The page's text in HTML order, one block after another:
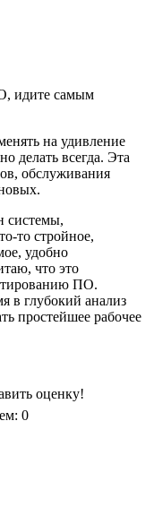
идите самым
на удивление
делать всегда. Эта
обслуживания
системы,
то стройное,
удобно
что это
ПО.
в глубокий анализ
простейшее рабочее
оценку!
0